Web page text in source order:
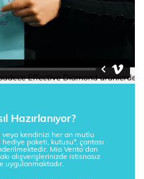
Hazırlanıyor?
kendinizi her an mutlu
paketi, kutusu*, çantası
Mia Vento’dan
alışverişlerinizde istisnasız
uygulanmaktadır.